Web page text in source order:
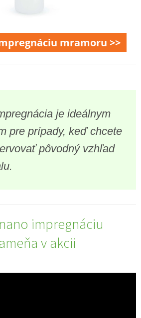
mramoru >>
je ideálnym
pre prípady, keď chcete
pôvodný vzhľad
impregnáciu
v akcii